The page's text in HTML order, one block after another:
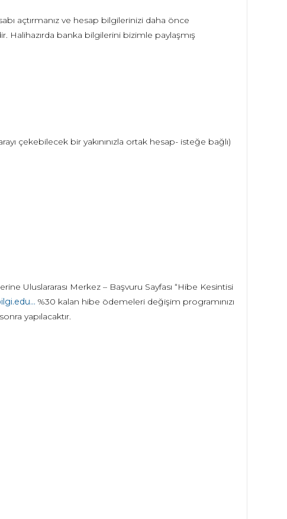
açtırmanız ve hesap bilgilerinizi daha önce
Halihazırda banka bilgilerini bizimle paylaşmış
çekebilecek bir yakınınızla ortak hesap- isteğe bağlı)
Uluslararası Merkez – Başvuru Sayfası “Hibe Kesintisi
%30 kalan hibe ödemeleri değişim programınızı
yapılacaktır.